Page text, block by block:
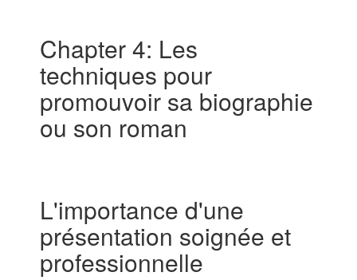
Chapter 4: Les
techniques pour
promouvoir sa biographie
ou son roman
L'importance d'une
présentation soignée et
professionnelle